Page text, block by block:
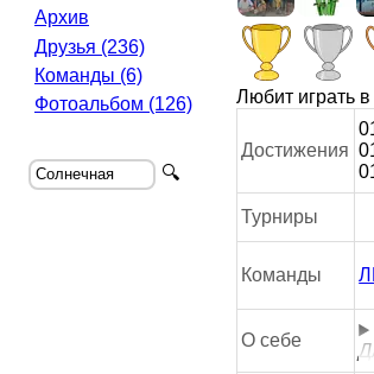
Любит играть
Достижения
Турниры
Команды
О себе
Архив
Друзья (236)
Команды (6)
Фотоальбом (126)
🔍